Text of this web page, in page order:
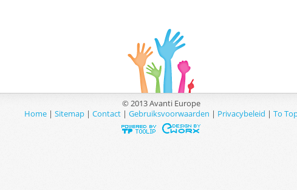
© 2013 Avanti Europe
Home| Sitemap| Contact| Gebruiksvoorwaarden | Privacybeleid | To